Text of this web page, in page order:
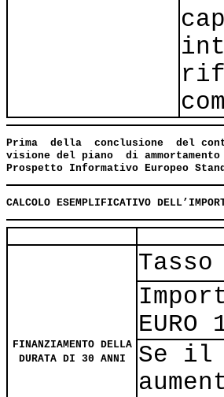
Prima  della  conclusione  del
visione del piano  di
Prospetto Informativo Europeo
CALCOLO ESEMPLIFICATIVO
FINANZIAMENTO DELLA
DURATA DI 30 ANNI
Se il